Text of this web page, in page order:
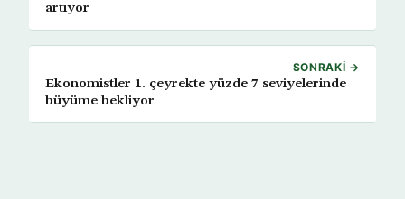
artıyor
SONRAKI →
Ekonomistler 1. çeyrekte yüzde 7 seviyelerinde
büyüme bekliyor